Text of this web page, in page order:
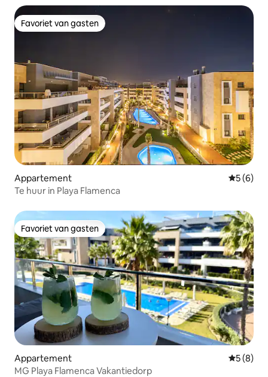
Favoriet van gasten
Favoriet van gasten
Appartement
5 (6)
Te huur in Playa Flamenca
Favoriet van gasten
Favoriet van gasten
Appartement
5 (8)
MG Playa Flamenca Vakantiedorp